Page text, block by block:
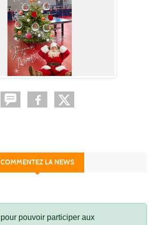
COMMENTEZ LA NEWS
pour pouvoir participer aux